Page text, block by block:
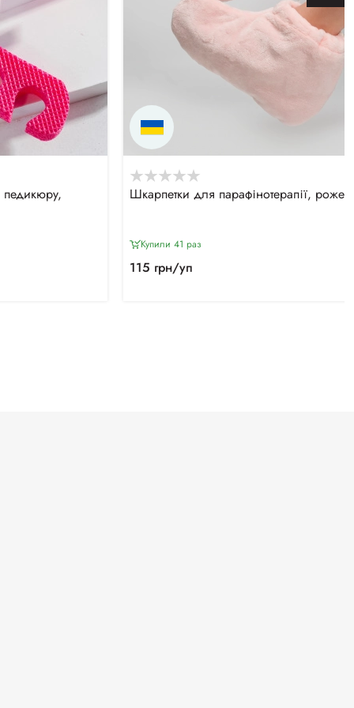
Шкарпетки для парафінотерапії, рожеві
Купили 41 раз
115 грн/уп